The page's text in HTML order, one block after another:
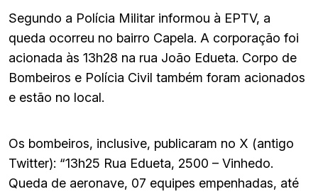
Segundo a Polícia Militar informou à EPTV, a
queda ocorreu no bairro Capela. A corporação foi
acionada às 13h28 na rua João Edueta. Corpo de
Bombeiros e Polícia Civil também foram acionados
e estão no local.
Os bombeiros, inclusive, publicaram no X (antigo
Twitter): “13h25 Rua Edueta, 2500 – Vinhedo.
Queda de aeronave, 07 equipes empenhadas, até